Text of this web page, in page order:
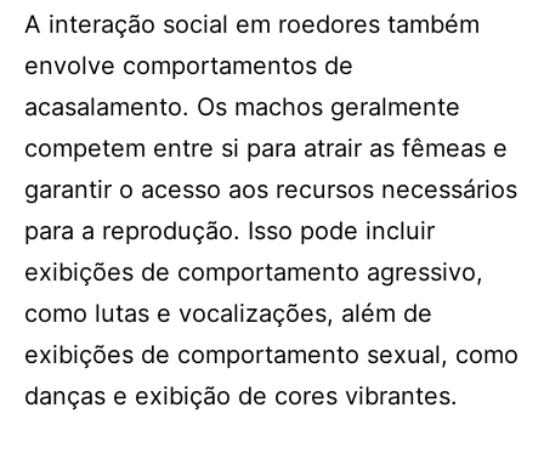
A interação social em roedores também
envolve comportamentos de
acasalamento. Os machos geralmente
competem entre si para atrair as fêmeas e
garantir o acesso aos recursos necessários
para a reprodução. Isso pode incluir
exibições de comportamento agressivo,
como lutas e vocalizações, além de
exibições de comportamento sexual, como
danças e exibição de cores vibrantes.